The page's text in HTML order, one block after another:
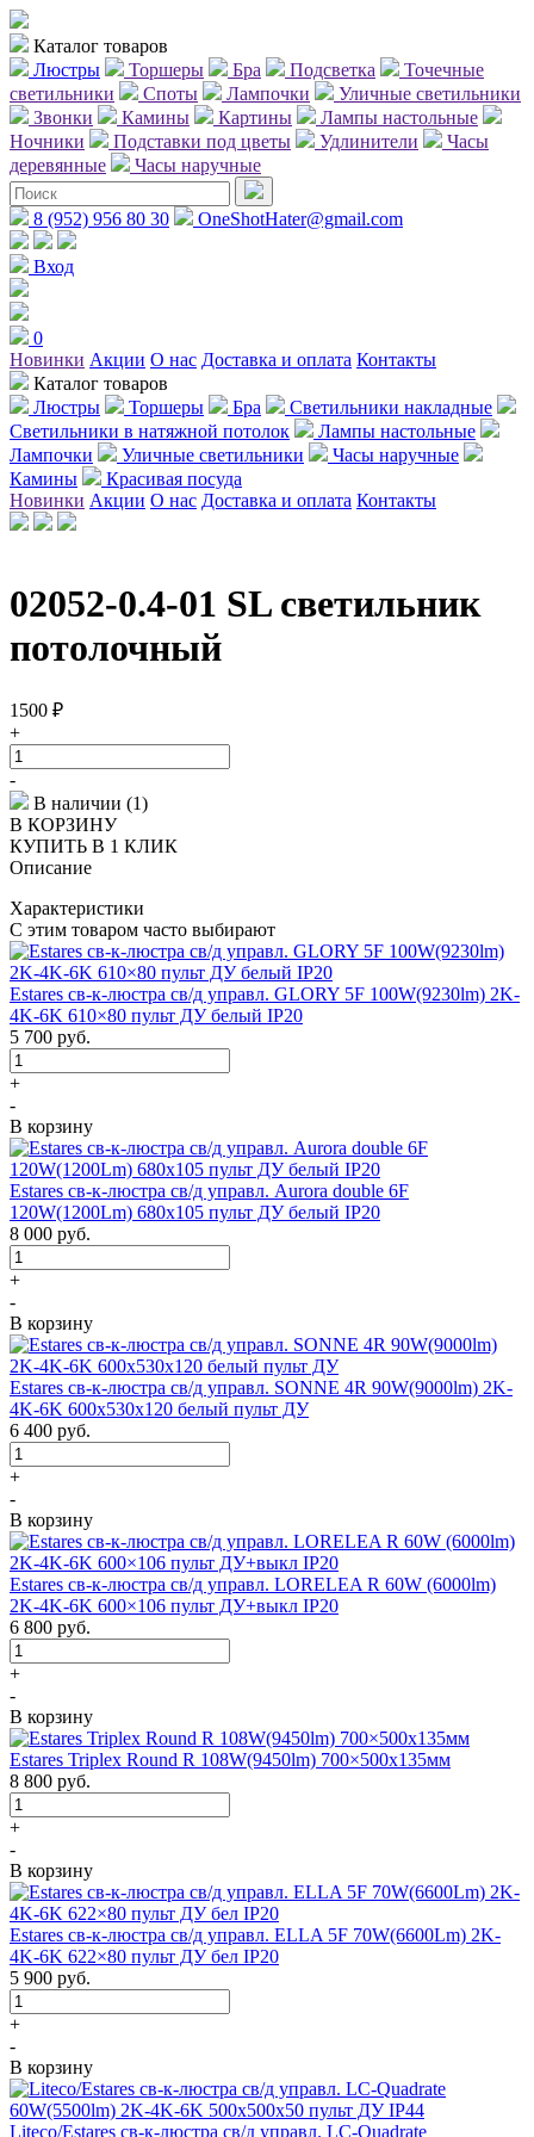
Каталог товаров
Люстры
Торшеры Бра Подсветка
Точечные
светильники
Споты Лампочки
Уличные светильники
Звонки
Камины Картины
Лампы настольные
Ночники
Подставки под цветы Удлинители
Часы
деревянные
Часы наручные
8 (952) 956 80 30 OneShotHater@gmail.com
Вход
0
Новинки Акции О нас Доставка и оплата Контакты
Каталог товаров
Люстры
Торшеры Бра
Светильники накладные
Светильники в натяжной потолок
Лампы настольные
Лампочки
Уличные светильники
Часы наручные
Камины
Красивая посуда
Новинки Акции О нас Доставка и оплата Контакты
02052-0.4-01 SL светильник
потолочный
1500 ₽
+
-
В наличии (1)
В КОРЗИНУ
КУПИТЬ В 1 КЛИК
Описание
Характеристики
С этим товаром часто выбирают
Estares св-к-люстра св/д управл. GLORY 5F 100W(9230lm) 2K-
4K-6K 610×80 пульт ДУ белый IP20
5 700 руб.
+
-
В корзину
Estares св-к-люстра св/д управл. Aurora double 6F
120W(1200Lm) 680х105 пульт ДУ белый IP20
8 000 руб.
+
-
В корзину
Estares св-к-люстра св/д управл. SONNE 4R 90W(9000lm) 2K-
4K-6K 600x530x120 белый пульт ДУ
6 400 руб.
+
-
В корзину
Estares св-к-люстра св/д управл. LORELEA R 60W (6000lm)
2K-4K-6K 600×106 пульт ДУ+выкл IP20
6 800 руб.
+
-
В корзину
Estares Triplex Round R 108W(9450lm) 700×500х135мм
8 800 руб.
+
-
В корзину
Estares св-к-люстра св/д управл. ELLA 5F 70W(6600Lm) 2K-
4K-6K 622×80 пульт ДУ бел IP20
5 900 руб.
+
-
В корзину
Liteco/Estares св-к-люстра св/д управл. LC-Quadrate